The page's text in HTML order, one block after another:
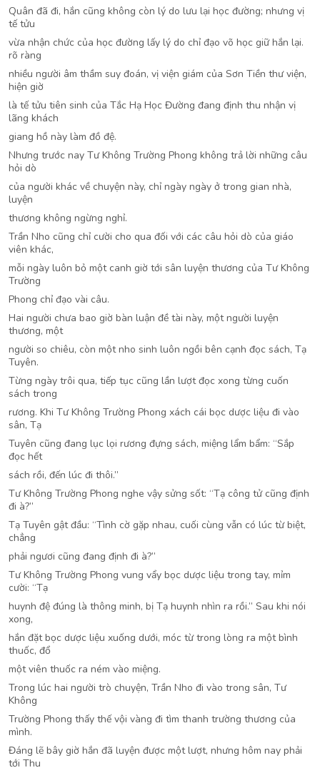
Quân đã đi, hắn cũng không còn lý do lưu lại học đường; nhưng vị
tế tửu
vừa nhận chức của học đường lấy lý do chỉ đạo võ học giữ hắn lại.
rõ ràng
nhiều người âm thầm suy đoán, vị viện giám của Sơn Tiền thư viện,
hiện giờ
là tế tửu tiên sinh của Tắc Hạ Học Đường đang định thu nhận vị
lãng khách
giang hồ này làm đồ đệ.
Nhưng trước nay Tư Không Trường Phong không trả lời những câu
hỏi dò
của người khác về chuyện này, chỉ ngày ngày ở trong gian nhà,
luyện
thương không ngừng nghỉ.
Trần Nho cũng chỉ cười cho qua đối với các câu hỏi dò của giáo
viên khác,
mỗi ngày luôn bỏ một canh giờ tới sân luyện thương của Tư Không
Trường
Phong chỉ đạo vài câu.
Hai người chưa bao giờ bàn luận đề tài này, một người luyện
thương, một
người so chiêu, còn một nho sinh luôn ngồi bên cạnh đọc sách, Tạ
Tuyên.
Từng ngày trôi qua, tiếp tục cũng lần lượt đọc xong từng cuốn
sách trong
rương. Khi Tư Không Trường Phong xách cái bọc dược liệu đi vào
sân, Tạ
Tuyên cũng đang lục lọi rương đựng sách, miệng lẩm bẩm: “Sắp
đọc hết
sách rồi, đến lúc đi thôi.”
Tư Không Trường Phong nghe vậy sửng sốt: “Tạ công tử cũng định
đi à?”
Tạ Tuyên gật đầu: “Tình cờ gặp nhau, cuối cùng vẫn có lúc từ biệt,
chẳng
phải ngươi cũng đang định đi à?”
Tư Không Trường Phong vung vẩy bọc dược liệu trong tay, mỉm
cười: “Tạ
huynh đệ đúng là thông minh, bị Tạ huynh nhìn ra rồi.” Sau khi nói
xong,
hắn đặt bọc dược liệu xuống dưới, móc từ trong lòng ra một bình
thuốc, đổ
một viên thuốc ra ném vào miệng.
Trong lúc hai người trò chuyện, Trần Nho đi vào trong sân, Tư
Không
Trường Phong thấy thế vội vàng đi tìm thanh trường thương của
mình.
Đáng lẽ bây giờ hắn đã luyện được một lượt, nhưng hôm nay phải
tới Thu